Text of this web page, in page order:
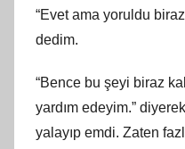
“Evet ama yoruldu
dedim.
“Bence bu şeyi biraz
yardım edeyim.”
yalayıp emdi. Zaten